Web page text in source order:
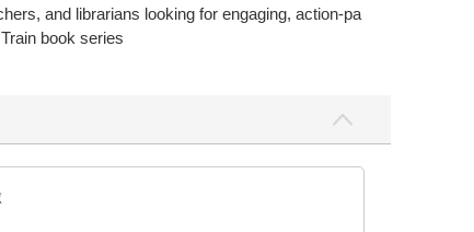
and librarians looking for engaging, action-pa
book series